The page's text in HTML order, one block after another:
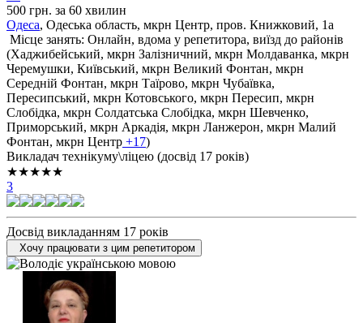
500 грн. за 60 хвилин
Одеса, Одеська область, мкрн Центр, пров. Книжковий, 1а
Місце занять: Онлайн, вдома у репетитора, виїзд до районів
(Хаджибейський, мкрн Залізничний, мкрн Молдаванка, мкрн
Черемушки, Київський, мкрн Великий Фонтан, мкрн
Середній Фонтан, мкрн Таїрово, мкрн Чубаївка,
Пересипський, мкрн Котовського, мкрн Пересип, мкрн
Слобідка, мкрн Солдатська Слобідка, мкрн Шевченко,
Приморський, мкрн Аркадія, мкрн Ланжерон, мкрн Малий
Фонтан, мкрн Центр +17)
Викладач технікуму\ліцею (досвід 17 років)
★★★★★
3
Досвід викладанням 17 років
Хочу працювати з цим репетитором